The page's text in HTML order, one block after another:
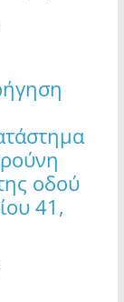
οδού
41,